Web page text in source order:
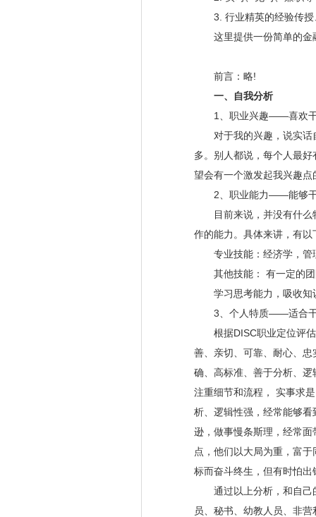
3. 行业精英的经验传授
这里提供一份简单的金
前言：略!
一、自我分析
1、职业兴趣——喜欢
对于我的兴趣，说实话
多。别人都说，每个人最
望会有一个激发起我兴趣点
2、职业能力——能够
目前来说，并没有什么
作的能力。具体来讲，有以
专业技能：经济学，管
其他技能： 有一定的团
学习思考能力，吸收知
3、个人特质——适合
根据DISC职业定位评估
善、亲切、可靠、耐心、
确、高标准、善于分析、
注重细节和流程， 实事求
析、逻辑性强，经常能够
逊，做事慢条斯理，经常
点，他们以大局为重，富
标而奋斗终生，但有时怕
通过以上分析，和自己
员、秘书、幼教人员、非